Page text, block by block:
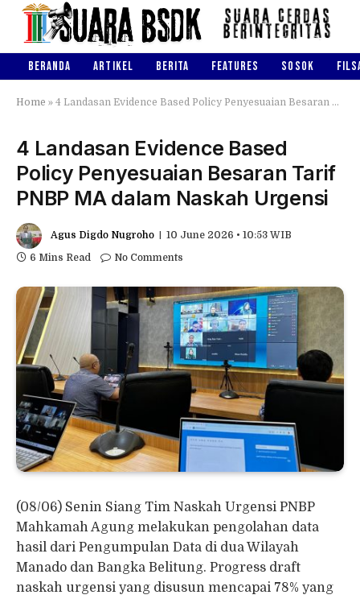
BERANDA ARTIKEL BERITA FEATURES SOSOK
Home » 4 Landasan Evidence Based Policy Penyesuaian Besaran Tarif PNBP MA dalam Naskah Urgensi
4 Landasan Evidence Based
Policy Penyesuaian Besaran Tarif
PNBP MA dalam Naskah Urgensi
Agus Digdo Nugroho
10 June 2026 • 10:53 WIB
6 Mins Read
No Comments
(08/06) Senin Siang Tim Naskah Urgensi PNBP
Mahkamah Agung melakukan pengolahan data
hasil dari Pengumpulan Data di dua Wilayah
Manado dan Bangka Belitung. Progress draft
naskah urgensi yang disusun mencapai 78% yang